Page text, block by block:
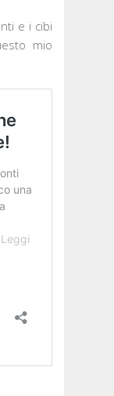
e i cibi
mio